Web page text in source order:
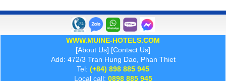
WWW.MUINE-HOTELS.COM
[About Us] [Contact Us]
Add: 472/3 Tran Hung Dao, Phan Thiet
Tel: (+84) 898 885 945
Local call: 0898 885 945